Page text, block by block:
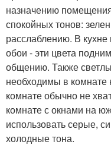
назначению
спокойных тонов:
расслаблению. В
обои - эти цвета
общению. Также
необходимы в комнате
комнате обычно не
комнате с окнами на
использовать серые,
холодные тона.